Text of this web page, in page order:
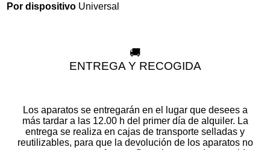
Por dispositivo Universal
🚚
ENTREGA Y RECOGIDA
Los aparatos se entregarán en el lugar que desees a
más tardar a las 12.00 h del primer día de alquiler. La
entrega se realiza en cajas de transporte selladas y
reutilizables, para que la devolución de los aparatos no